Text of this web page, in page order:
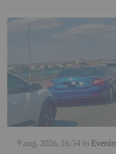
9 aug. 2026, 16:34în